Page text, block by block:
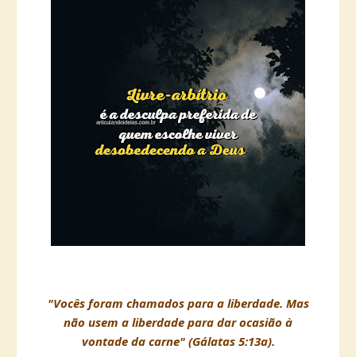
"Vocês foram chamados para a liberdade. Mas
não usem a liberdade para dar ocasião à
vontade da carne" (Gálatas 5:13a).